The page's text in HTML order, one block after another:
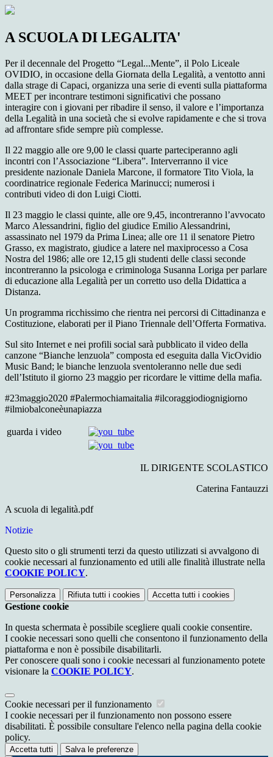
A SCUOLA DI LEGALITA'
Per il decennale del Progetto “Legal...Mente”, il Polo Liceale
OVIDIO, in occasione della Giornata della Legalità, a ventotto anni
dalla strage di Capaci, organizza una serie di eventi sulla piattaforma
MEET per incontrare testimoni significativi che possano
interagire con i giovani per ribadire il senso, il valore e l’importanza
della Legalità in una società che si evolve rapidamente e che si trova
ad affrontare sfide sempre più complesse.
Il 22 maggio alle ore 9,00 le classi quarte parteciperanno agli
incontri con l’Associazione “Libera”. Interverranno il vice
presidente nazionale Daniela Marcone, il formatore Tito Viola, la
coordinatrice regionale Federica Marinucci; numerosi i
contributi video di don Luigi Ciotti.
Il 23 maggio le classi quinte, alle ore 9,45, incontreranno l’avvocato
Marco Alessandrini, figlio del giudice Emilio Alessandrini,
assassinato nel 1979 da Prima Linea; alle ore 11 il senatore Pietro
Grasso, ex magistrato, giudice a latere nel maxiprocesso a Cosa
Nostra del 1986; alle ore 12,15 gli studenti delle classi seconde
incontreranno la psicologa e criminologa Susanna Loriga per parlare
di educazione alla Legalità per un corretto uso della Didattica a
Distanza.
Un programma ricchissimo che rientra nei percorsi di Cittadinanza e
Costituzione, elaborati per il Piano Triennale dell’Offerta Formativa.
Sul sito Internet e nei profili social sarà pubblicato il video della
canzone “Bianche lenzuola” composta ed eseguita dalla VicOvidio
Music Band; le bianche lenzuola sventoleranno nelle due sedi
dell’Istituto il giorno 23 maggio per ricordare le vittime della mafia.
#23maggio2020 #Palermochiamaitalia #ilcoraggiodiognigiorno
#ilmiobalconeèunapiazza
guarda i video
IL DIRIGENTE SCOLASTICO
Caterina Fantauzzi
A scuola di legalità.pdf
Notizie
Questo sito o gli strumenti terzi da questo utilizzati si avvalgono di
cookie necessari al funzionamento ed utili alle finalità illustrate nella
COOKIE POLICY.
Personalizza Rifiuta tutti i cookies Accetta tutti i cookies
Gestione cookie
In questa schermata è possibile scegliere quali cookie consentire.
I cookie necessari sono quelli che consentono il funzionamento della
piattaforma e non è possibile disabilitarli.
Per conoscere quali sono i cookie necessari al funzionamento potete
visionare la COOKIE POLICY.
Cookie necessari per il funzionamento
I cookie necessari per il funzionamento non possono essere
disabilitati. È possibile consultare l'elenco nella pagina della cookie
policy.
Accetta tutti Salva le preferenze